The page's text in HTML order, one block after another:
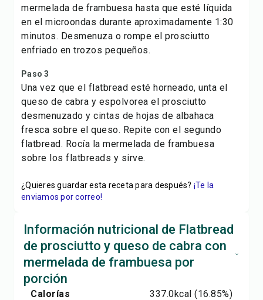
mermelada de frambuesa hasta que esté líquida
en el microondas durante aproximadamente 1:30
minutos. Desmenuza o rompe el prosciutto
enfriado en trozos pequeños.
Paso 3
Una vez que el flatbread esté horneado, unta el
queso de cabra y espolvorea el prosciutto
desmenuzado y cintas de hojas de albahaca
fresca sobre el queso. Repite con el segundo
flatbread. Rocía la mermelada de frambuesa
sobre los flatbreads y sirve.
¿Quieres guardar esta receta para después? ¡Te la
enviamos por correo!
Información nutricional de Flatbread
de prosciutto y queso de cabra con
mermelada de frambuesa por
porción
Calorías 337.0kcal (16.85%)